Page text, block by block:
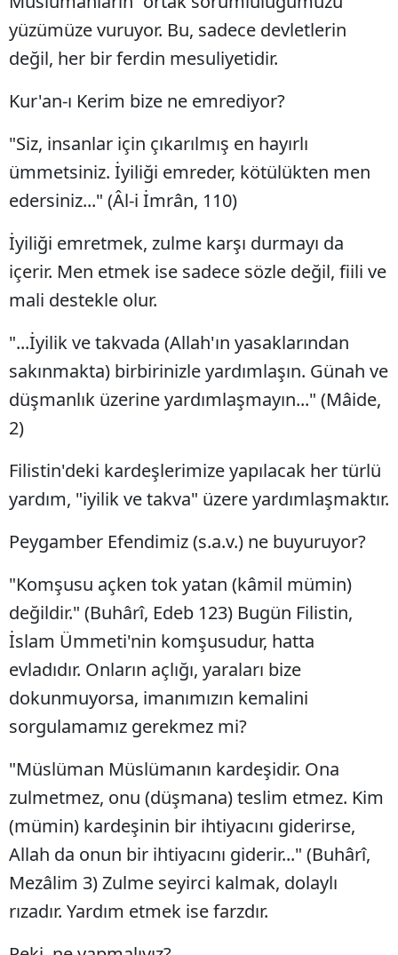
yüzümüze vuruyor. Bu, sadece devletlerin
değil, her bir ferdin mesuliyetidir.
Kur'an-ı Kerim bize ne emrediyor?
"Siz, insanlar için çıkarılmış en hayırlı
ümmetsiniz. İyiliği emreder, kötülükten men
edersiniz..." (Âl-i İmrân, 110)
İyiliği emretmek, zulme karşı durmayı da
içerir. Men etmek ise sadece sözle değil, fiili ve
mali destekle olur.
"...İyilik ve takvada (Allah'ın yasaklarından
sakınmakta) birbirinizle yardımlaşın. Günah ve
düşmanlık üzerine yardımlaşmayın..." (Mâide,
2)
Filistin'deki kardeşlerimize yapılacak her türlü
yardım, "iyilik ve takva" üzere yardımlaşmaktır.
Peygamber Efendimiz (s.a.v.) ne buyuruyor?
"Komşusu açken tok yatan (kâmil mümin)
değildir." (Buhârî, Edeb 123) Bugün Filistin,
İslam Ümmeti'nin komşusudur, hatta
evladıdır. Onların açlığı, yaraları bize
dokunmuyorsa, imanımızın kemalini
sorgulamamız gerekmez mi?
"Müslüman Müslümanın kardeşidir. Ona
zulmetmez, onu (düşmana) teslim etmez. Kim
(mümin) kardeşinin bir ihtiyacını giderirse,
Allah da onun bir ihtiyacını giderir..." (Buhârî,
Mezâlim 3) Zulme seyirci kalmak, dolaylı
rızadır. Yardım etmek ise farzdır.